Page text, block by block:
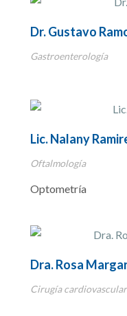
Dr. Gustavo
Gastroenterología
Lic. Nalany
Oftalmología
Optometría
Dra. Rosa
Cirugía cardiovascular